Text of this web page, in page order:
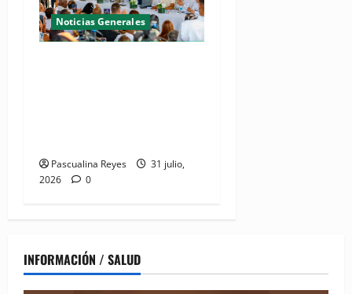
Noticias Generales
Pascualina Reyes
31 julio,
2026
0
INFORMACIÓN / SALUD